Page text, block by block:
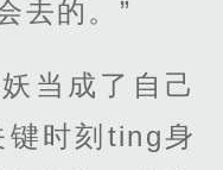
去的。”
当成了自己
键时刻ting身